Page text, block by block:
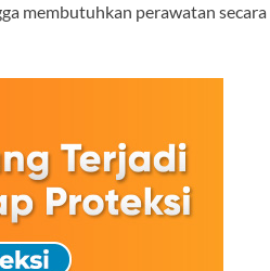
membutuhkan perawatan